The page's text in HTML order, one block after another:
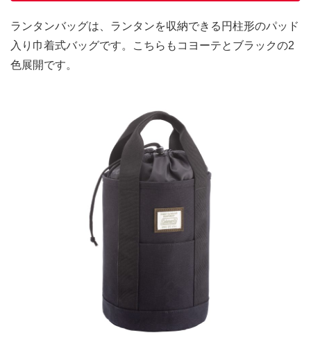
ランタンバッグは、ランタンを収納できる円柱形のパッド
入り巾着式バッグです。こちらもコヨーテとブラックの2
色展開です。